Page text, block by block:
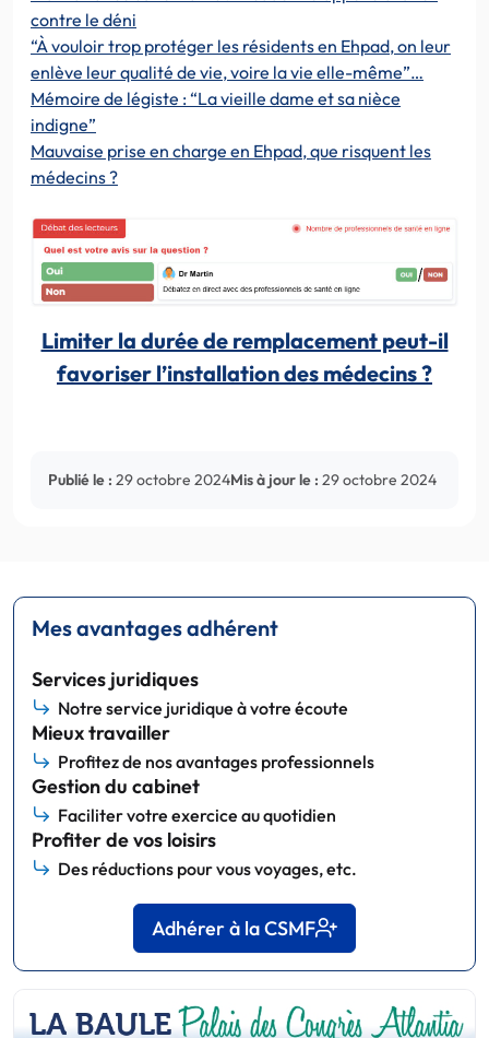
contre le déni
“À vouloir trop protéger les résidents en Ehpad, on leur
enlève leur qualité de vie, voire la vie elle-même”…
Mémoire de légiste : “La vieille dame et sa nièce
indigne”
Mauvaise prise en charge en Ehpad, que risquent les
médecins ?
Limiter la durée de remplacement peut-il
favoriser l’installation des médecins ?
Publié le : 29 octobre 2024Mis à jour le : 29 octobre 2024
Mes avantages adhérent
Services juridiques
Notre service juridique à votre écoute
Mieux travailler
Profitez de nos avantages professionnels
Gestion du cabinet
Faciliter votre exercice au quotidien
Profiter de vos loisirs
Des réductions pour vous voyages, etc.
Adhérer à la CSMF